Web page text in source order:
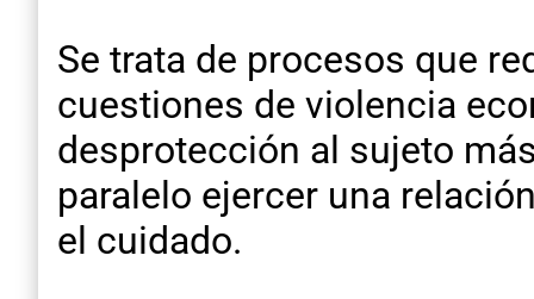
Se trata de procesos que
cuestiones de violencia
desprotección al sujeto
paralelo ejercer una
el cuidado.